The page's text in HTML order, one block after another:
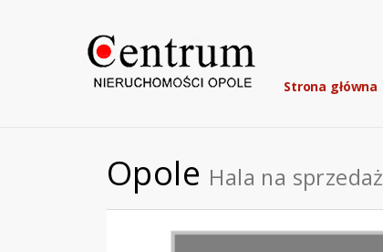
Strona główna
Opole Hala na sprzedaż